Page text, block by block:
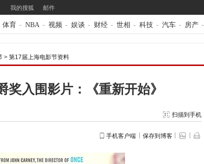
我的搜狐 邮件
体育 - NBA - 视频 - 娱谈 - 财经 - 世相 - 科技 - 汽车 - 房产 -
> 第17届上海电影节资料
奖入围影片：《重新开始》
扫描到手机
手机客户端 保存到博客